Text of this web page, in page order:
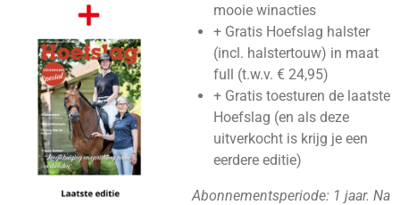
mooie winacties
+ Gratis Hoefslag halster
(incl. halstertouw) in maat
full (t.w.v. € 24,95)
+ Gratis toesturen de laatste
Hoefslag (en als deze
uitverkocht is krijg je een
eerdere editie)
Abonnementsperiode: 1 jaar. Na